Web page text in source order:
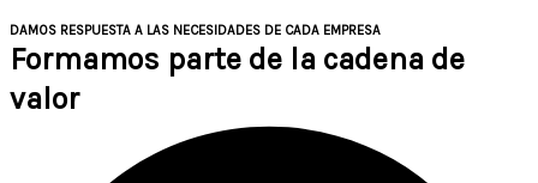
DAMOS RESPUESTA A LAS NECESIDADES DE CADA EMPRESA
Formamos parte de la cadena de
valor